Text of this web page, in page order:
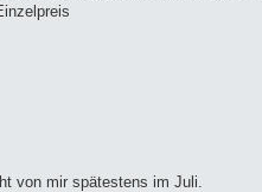
von mir spätestens im Juli.